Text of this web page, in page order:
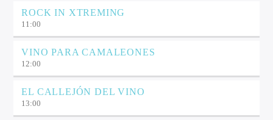
ROCK IN XTREMING
11:00
VINO PARA CAMALEONES
12:00
EL CALLEJÓN DEL VINO
13:00